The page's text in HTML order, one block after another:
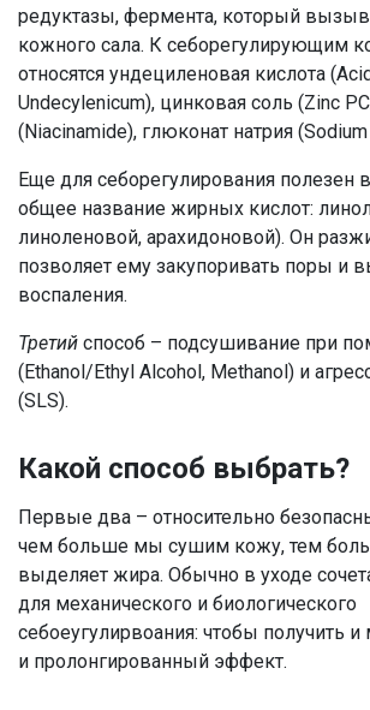
редуктазы, фермента, который
кожного сала. К себорегулирующим
относятся ундециленовая кислота
Undecylenicum), цинковая соль (Zinc
(Niacinamide), глюконат натрия (Sodium
Еще для себорегулирования полезен
общее название жирных кислот:
линоленовой, арахидоновой). Он
позволяет ему закупоривать поры и
воспаления.
Третий способ – подсушивание при
(Ethanol/Ethyl Alcohol, Methanol) и
(SLS).
Какой способ выбрать?
Первые два – относительно
чем больше мы сушим кожу, тем
выделяет жира. Обычно в уходе
для механического и биологического
себоеугулирвоания: чтобы получить
и пролонгированный эффект.